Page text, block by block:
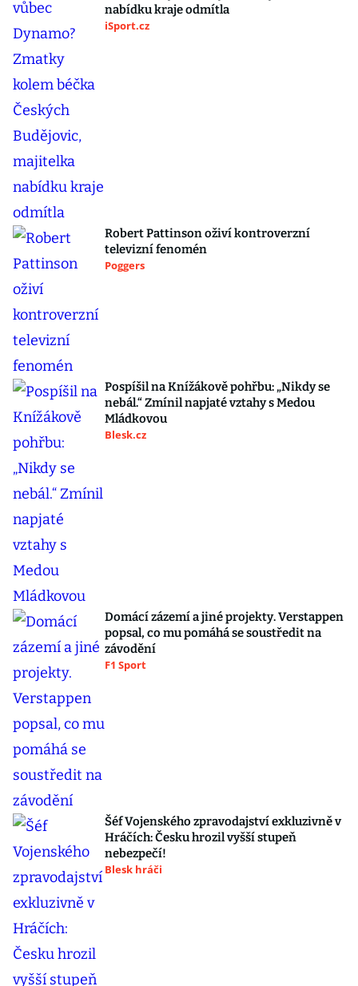
nabídku kraje odmítla
iSport.cz
Robert Pattinson oživí kontroverzní
televizní fenomén
Poggers
Pospíšil na Knížákově pohřbu: „Nikdy se
nebál.“ Zmínil napjaté vztahy s Medou
Mládkovou
Blesk.cz
Domácí zázemí a jiné projekty. Verstappen
popsal, co mu pomáhá se soustředit na
závodění
F1 Sport
Šéf Vojenského zpravodajství exkluzivně v
Hráčích: Česku hrozil vyšší stupeň
nebezpečí!
Blesk hráči